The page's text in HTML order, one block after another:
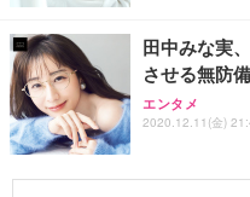
田中みな実
させる無防
エンタメ
2020.12.11(金)